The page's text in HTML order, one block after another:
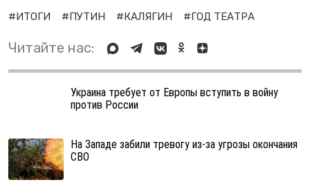
#ИТОГИ #ПУТИН #КАЛЯГИН #ГОД ТЕАТРА
Читайте нас:
Украина требует от Европы вступить в войну
против России
На Западе забили тревогу из-за угрозы окончания
СВО